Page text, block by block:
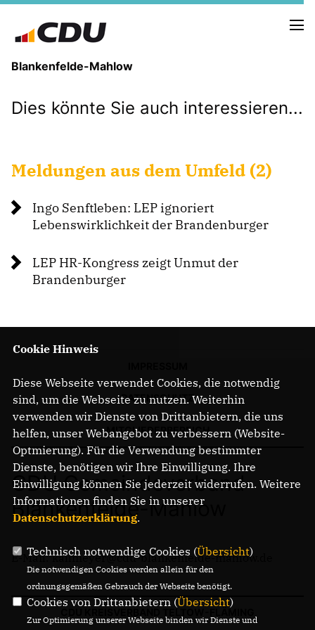
Blankenfelde-Mahlow
VORSTAND
AUSSCHÜSSE
AUFSICHTSRÄTE
NEUIGKEITEN
Dies könnte Sie auch interessieren...
Meldungen aus dem Umfeld (2)
Ingo Senftleben: LEP ignoriert
Lebenswirklichkeit der Brandenburger
LEP HR-Kongress zeigt Unmut der
Brandenburger
DATENSCHUTZ
MITGLIEDERBEREICH
CDU Gemeindeverband
Blankenfelde-Mahlow
E-Mail: kallmeyer@cdu-blankenfelde-mahlow.de
Cookie Hinweis
Diese Webseite verwendet Cookies, die notwendig
sind, um die Webseite zu nutzen. Weiterhin
verwenden wir Dienste von Drittanbietern, die uns
helfen, unser Webangebot zu verbessern (Website-
Optmierung). Für die Verwendung bestimmter
Dienste, benötigen wir Ihre Einwilligung. Ihre
Einwilligung können Sie jederzeit widerrufen. Weitere
Informationen finden Sie in unserer
Datenschutzerklärung.
Technisch notwendige Cookies (Übersicht)
Die notwendigen Cookies werden allein für den
ordnungsgemäßen Gebrauch der Webseite benötigt.
Cookies von Drittanbietern (Übersicht)
Zur Optimierung unserer Webseite binden wir Dienste und